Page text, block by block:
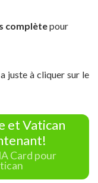
complètepour
a juste à cliquer sur le
et Vatican
Card pour